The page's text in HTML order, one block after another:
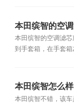
本田缤智的空
本田缤智的空调滤
到手套箱，在手套
本田缤智怎么样
本田缤智不错，该